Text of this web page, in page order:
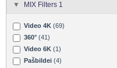
MIX Filters 1
Video 4K (69)
360° (41)
Video 6K (1)
Pašbildei (4)